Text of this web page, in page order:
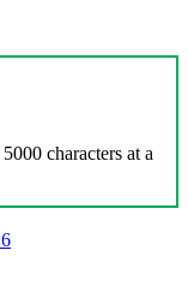
characters at a